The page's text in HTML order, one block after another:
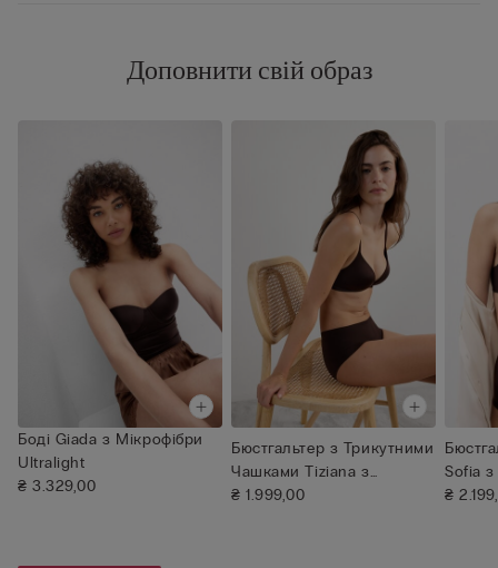
Доповнити свій образ
Боді Giada з Мікрофібри
Ultralight
₴ 3.329,00
Бюстгальтер з Трикутними
Чашками Tiziana з
Мікрофі...
₴ 1.999,00
Sofia
₴